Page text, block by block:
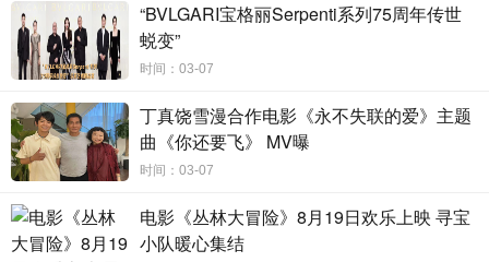
特别值得一提的是，李亘导演的妈妈于海丹惊喜现身北
京首映礼，与儿子在他人生的重要时刻暖心“团聚”，她感谢了
大家对这个家庭经历困难的20年关爱呵护有加，感恩所有陪
全家度过“至暗时刻”的人：“感谢陪着我们这个家庭担忧过，
哭过笑过一起走过的亲人，我们将带着这份感动稳扎稳打的
走下去。”
李亘导演的两位研究生导师田壮壮导演和监制王红卫也
来到了现场。王红卫老师对本作的完成度十分满意，毫不犹
“BVLGARI宝格丽Serpenti系列75周年传世
蜕变”
时间：03-07
丁真饶雪漫合作电影《永不失联的爱》主题
曲《你还要飞》 MV曝
时间：03-07
电影《丛林大冒险》8月19日欢乐上映 寻宝
小队暖心集结